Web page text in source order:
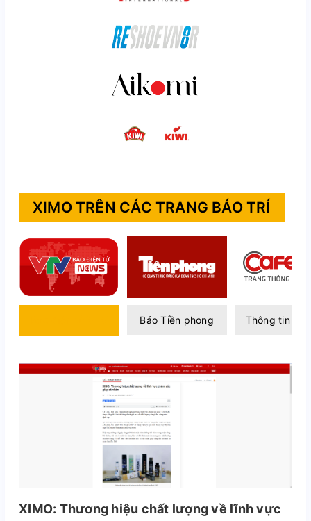
XIMO TRÊN CÁC TRANG BÁO TRÍ
Báo Tiền phong Thông tin
XIMO: Thương hiệu chất lượng về lĩnh vực